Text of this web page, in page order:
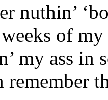
nuthin’
of
my ass in
remember